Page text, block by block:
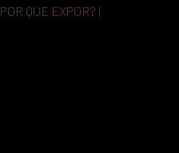
POR QUE EXPOR? |